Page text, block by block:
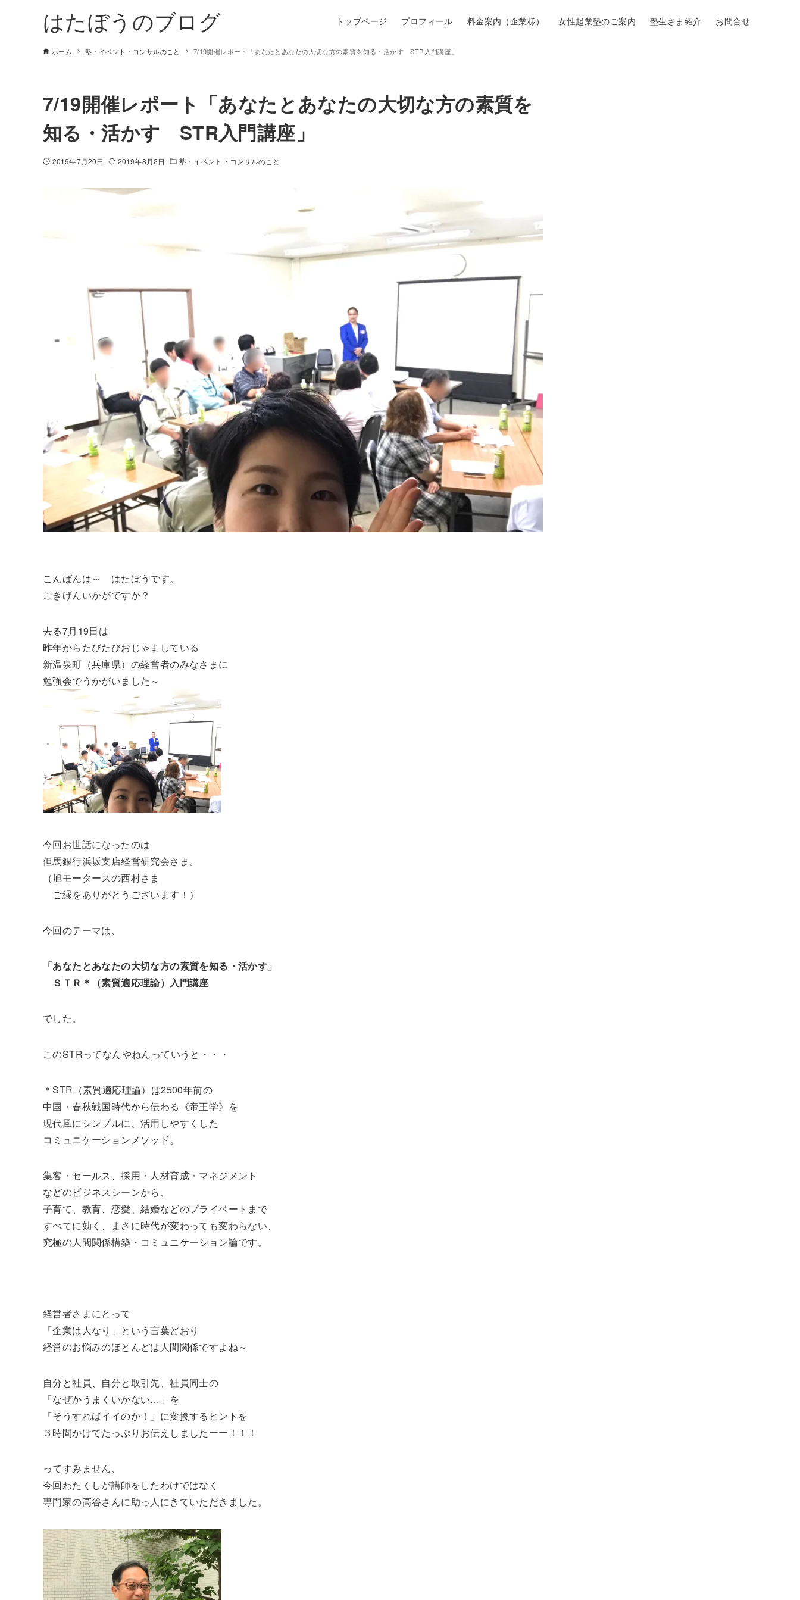
はたぼうのブログ トップページ プロフィール 料金案内（企業様） 女性起業塾のご案内 塾生さま紹介 お問合せ
ホーム 塾・イベント・コンサルのこと 7/19開催レポート「あなたとあなたの大切な方の素質を知る・活かす STR入門講座」
7/19開催レポート「あなたとあなたの大切な方の素質を
知る・活かす STR入門講座」
2019年7月20日 2019年8月2日 塾・イベント・コンサルのこと
こんばんは～ はたぼうです。
ごきげんいかがですか？
去る7月19日は
昨年からたびたびおじゃましている
新温泉町（兵庫県）の経営者のみなさまに
勉強会でうかがいました～
今回お世話になったのは
但馬銀行浜坂支店経営研究会さま。
（旭モータースの西村さま
ご縁をありがとうございます！）
今回のテーマは、
「あなたとあなたの大切な方の素質を知る・活かす」
ＳＴＲ＊（素質適応理論）入門講座
でした。
このSTRってなんやねんっていうと・・・
＊STR（素質適応理論）は2500年前の
中国・春秋戦国時代から伝わる《帝王学》を
現代風にシンプルに、活用しやすくした
コミュニケーションメソッド。
集客・セールス、採用・人材育成・マネジメント
などのビジネスシーンから、
子育て、教育、恋愛、結婚などのプライベートまで
すべてに効く、まさに時代が変わっても変わらない、
究極の人間関係構築・コミュニケーション論です。
経営者さまにとって
「企業は人なり」という言葉どおり
経営のお悩みのほとんどは人間関係ですよね～
自分と社員、自分と取引先、社員同士の
「なぜかうまくいかない…」を
「そうすればイイのか！」に変換するヒントを
３時間かけてたっぷりお伝えしましたーー！！！
ってすみません、
今回わたくしが講師をしたわけではなく
専門家の高谷さんに助っ人にきていただきました。